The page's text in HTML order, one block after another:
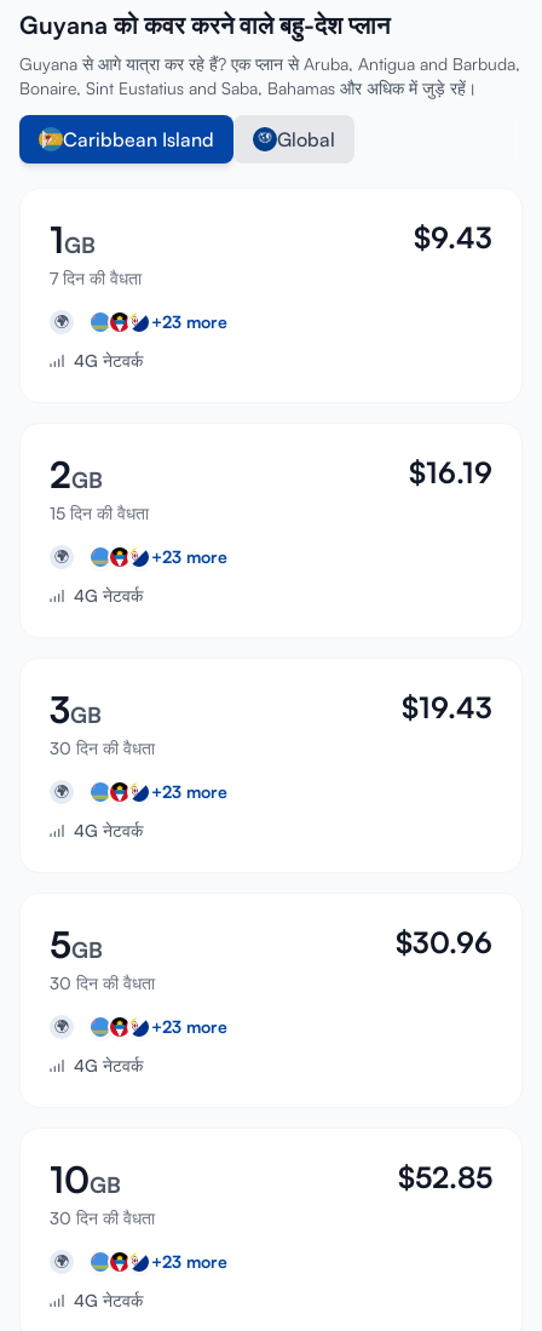
Guyana को कवर करने वाले बहु-देश प्लान
Guyana से आगे यात्रा कर रहे हैं? एक प्लान से Aruba, Antigua and Barbuda,
Bonaire, Sint Eustatius and Saba, Bahamas और अधिक में जुड़े रहें।
Caribbean Island Global
1GB
7 दिन की वैधता
$9.43
🌍 +23 more
4G नेटवर्क
2GB
15 दिन की वैधता
$16.19
🌍 +23 more
4G नेटवर्क
3GB
30 दिन की वैधता
$19.43
🌍 +23 more
4G नेटवर्क
5GB
30 दिन की वैधता
$30.96
🌍 +23 more
4G नेटवर्क
10GB
30 दिन की वैधता
$52.85
🌍 +23 more
4G नेटवर्क